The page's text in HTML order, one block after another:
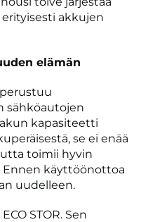
akkujen
elämän
sähköautojen
kapasiteetti
se ei enää
toimii hyvin
Ennen käyttöönottoa
uudelleen.
STOR. Sen